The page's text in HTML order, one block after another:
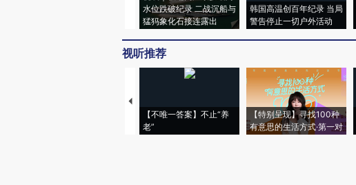
水位跌破纪录 二战沉船与
猛犸象化石接连露出
韩国高温创百年纪录 当局
警告停止一切户外活动
视听推荐
【不唯一答案】不止“养
老”
【特别呈现】寻找100种
有意思的生活方式·第一对